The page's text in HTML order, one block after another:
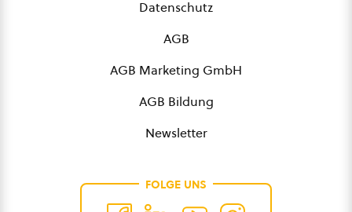
Datenschutz
AGB
AGB Marketing GmbH
AGB Bildung
Newsletter
FOLGE UNS